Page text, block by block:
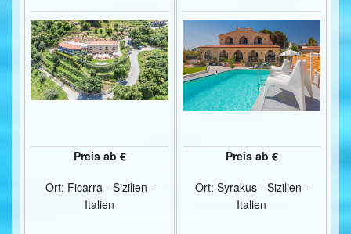
Preis ab €
Ort: Ficarra - Sizilien -
Italien
Preis ab €
Ort: Syrakus - Sizilien -
Italien